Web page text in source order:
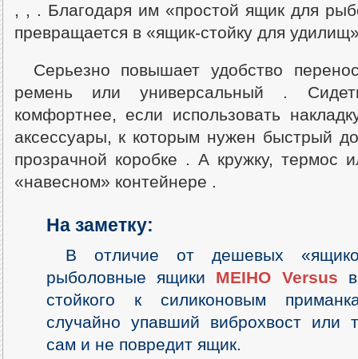
, , . Благодаря им «простой ящик для
превращается в «ящик-стойку для
Серьезно повышает удобство
ремень или универсальный .
комфортнее, если использовать
аксессуары, к которым нужен быстрый
прозрачной коробке . А кружку, термос
«навесном» контейнере .
На заметку:
В отличие от дешевых
рыболовные ящики MEIHO Versus
стойкого к силиконовым
случайно упавший виброхвост или
сам и не повредит ящик.